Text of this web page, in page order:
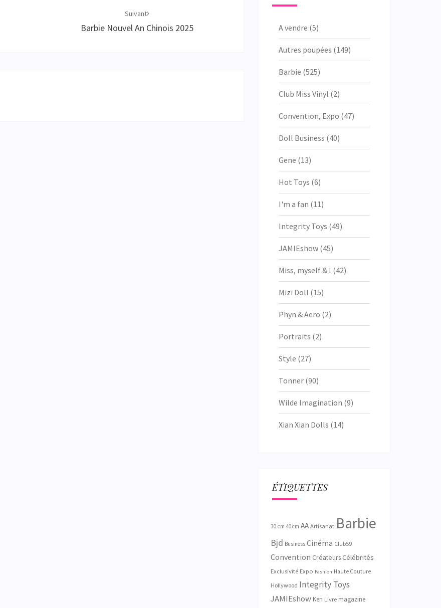
Suivant
Barbie Nouvel An Chinois 2025 A vendre (5)
Autres poupées (149)
Barbie (525)
Club Miss Vinyl (2)
Convention, Expo (47)
Doll Business (40)
Gene (13)
Hot Toys (6)
I'm a fan (11)
Integrity Toys (49)
JAMIEshow(45)
Miss, myself & I (42)
Mizi Doll (15)
Phyn & Aero (2)
Portraits (2)
Style (27)
Tonner(90)
Wilde Imagination (9)
Xian Xian Dolls (14)
ÉTIQUETTES
30 cm 40 cm AA Artisanat Barbie
Bjd Business Cinéma Club59
Convention CréateursCélébrités
Exclusivité Expo Fashion Haute Couture
Hollywood Integrity Toys
JAMIEshow Ken Livre magazine